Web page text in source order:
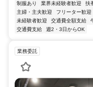
制服あり 業界未経験者歓迎 扶
主婦・主夫歓迎
フリーター歓迎
未経験者歓迎
交通費全額支給
交通費支給
週2・3日からOK
業務委託